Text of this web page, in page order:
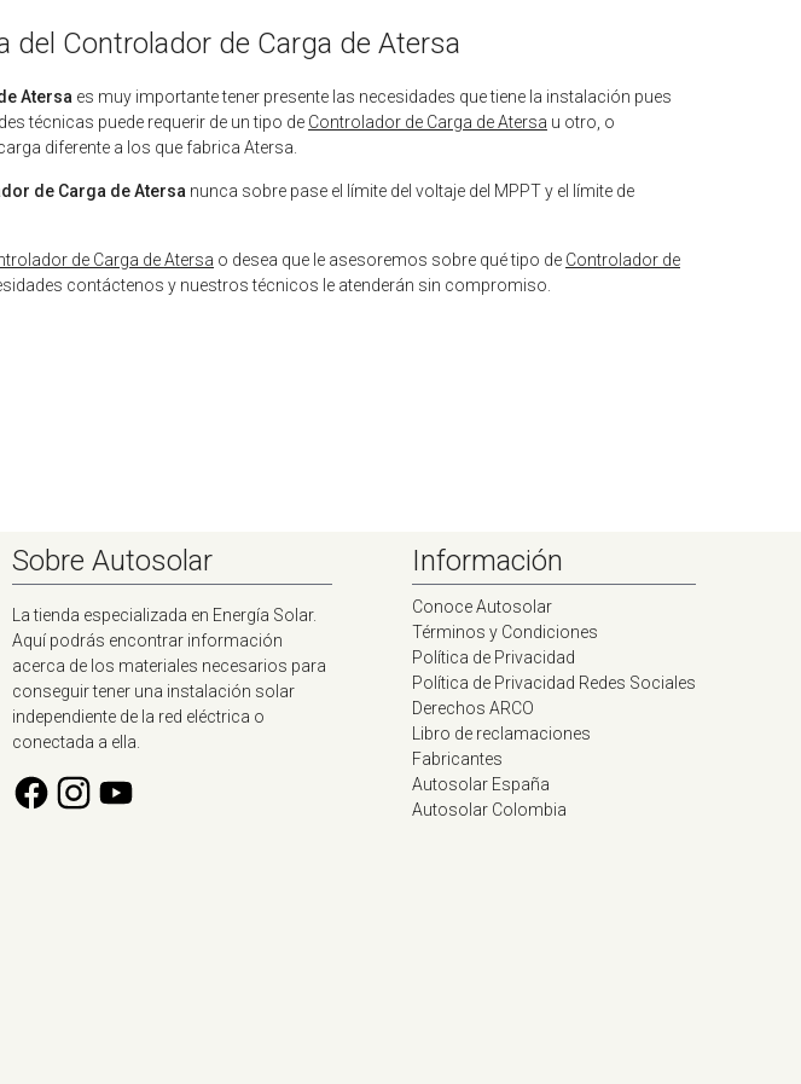
del Controlador de Carga de Atersa
Atersa es muy importante tener presente las necesidades que tiene la instalación pues
técnicas puede requerir de un tipo de Controlador de Carga de Atersa u otro, o
diferente a los que fabrica Atersa.
de Carga de Atersa nunca sobre pase el límite del voltaje del MPPT y el límite de
de Carga de Atersa o desea que le asesoremos sobre qué tipo de Controlador de
contáctenos y nuestros técnicos le atenderán sin compromiso.
Sobre Autosolar
La tienda especializada en Energía Solar.
Aquí podrás encontrar información
acerca de los materiales necesarios para
conseguir tener una instalación solar
independiente de la red eléctrica o
conectada a ella.
Información
Conoce Autosolar
Términos y Condiciones
Política de Privacidad
Política de Privacidad Redes Sociales
Derechos ARCO
Libro de reclamaciones
Fabricantes
Autosolar España
Autosolar Colombia